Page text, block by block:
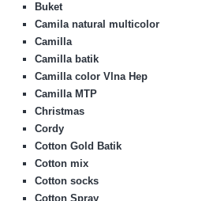
Buket
Camila natural multicolor
Camilla
Camilla batik
Camilla color Vlna Hep
Camilla MTP
Christmas
Cordy
Cotton Gold Batik
Cotton mix
Cotton socks
Cotton Spray